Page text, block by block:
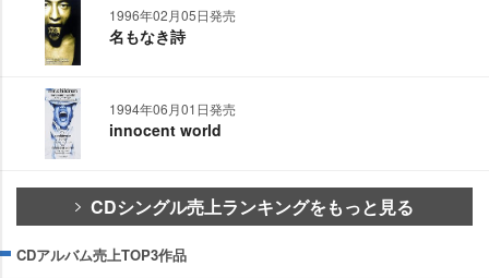
1996年02月05日発売
名もなき詩
1994年06月01日発売
innocent world
CDシングル売上ランキングをもっと見る
CDアルバム売上TOP3作品